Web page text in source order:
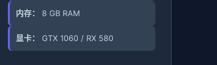
内存： 8 GB RAM
显卡： GTX 1060 / RX 580